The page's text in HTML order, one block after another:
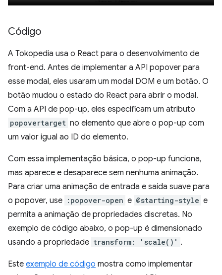
Código
A Tokopedia usa o React para o desenvolvimento de
front-end. Antes de implementar a API popover para
esse modal, eles usaram um modal DOM e um botão. O
botão mudou o estado do React para abrir o modal.
Com a API de pop-up, eles especificam um atributo
popovertarget no elemento que abre o pop-up com
um valor igual ao ID do elemento.
Com essa implementação básica, o pop-up funciona,
mas aparece e desaparece sem nenhuma animação.
Para criar uma animação de entrada e saída suave para
o popover, use :popover-open e @starting-style e
permita a animação de propriedades discretas. No
exemplo de código abaixo, o pop-up é dimensionado
usando a propriedade transform: 'scale()' .
Este exemplo de código mostra como implementar